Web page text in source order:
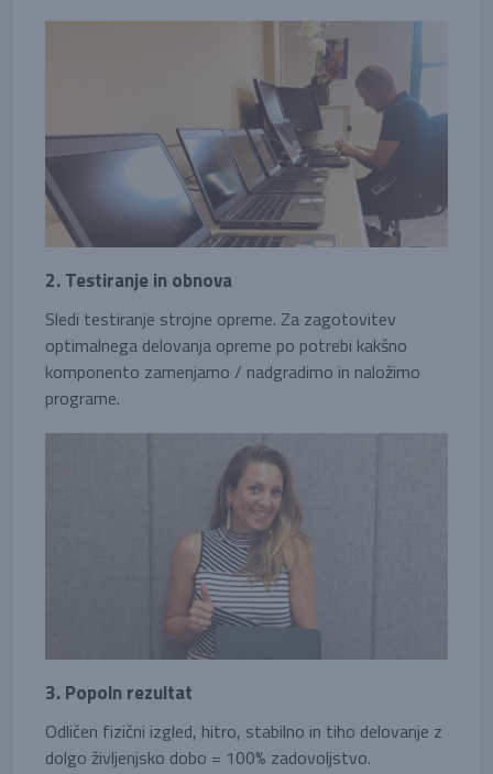
2. Testiranje in obnova
Sledi testiranje strojne opreme. Za zagotovitev
optimalnega delovanja opreme po potrebi kakšno
komponento zamenjamo / nadgradimo in naložimo
programe.
3. Popoln rezultat
Odličen fizični izgled, hitro, stabilno in tiho delovanje z
dolgo življenjsko dobo = 100% zadovoljstvo.